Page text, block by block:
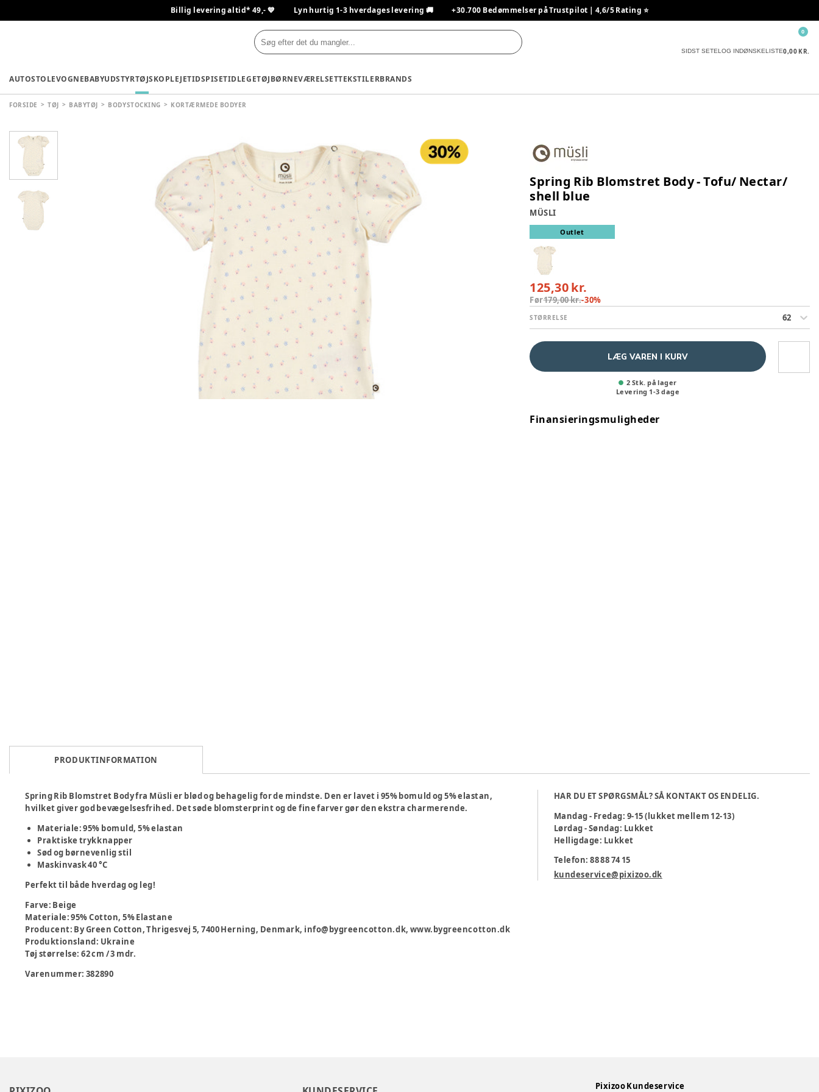
Billig levering altid* 49,- 💙 Lyn hurtig 1-3 hverdages levering 🚚 +30.700 Bedømmelser på Trustpilot | 4,6/5 Rating ⭐️
SIDST SETELOG INDØNSKELISTE0,00 KR.
0
AUTOSTOLEVOGNEBABYUDSTYRTØJSKOPLEJETIDSPISETIDLEGETØJBØRNEVÆRELSETTEKSTILERBRANDS
FORSIDE TØJ BABYTØJ BODYSTOCKING KORTÆRMEDE BODYER
Spring Rib Blomstret Body - Tofu/ Nectar/
shell blue
MÜSLI
Outlet
125,30 kr.
Før179,00 kr.-30%
STØRRELSE 62
LÆG VAREN I KURV
2 Stk. på lager
Levering 1-3 dage
Finansieringsmuligheder
PRODUKTINFORMATION
Spring Rib Blomstret Body fra Müsli er blød og behagelig for de mindste. Den er lavet i 95% bomuld og 5% elastan,
hvilket giver god bevægelsesfrihed. Det søde blomsterprint og de fine farver gør den ekstra charmerende.
Materiale: 95% bomuld, 5% elastan
Praktiske trykknapper
Sød og børnevenlig stil
Maskinvask 40 °C
Perfekt til både hverdag og leg!
Farve: Beige
Materiale:95% Cotton, 5% Elastane
Producent: By Green Cotton, Thrigesvej 5, 7400 Herning, Denmark, info@bygreencotton.dk, www.bygreencotton.dk
Produktionsland: Ukraine
Tøj størrelse:62 cm / 3 mdr.
Varenummer: 382890
HAR DU ET SPØRGSMÅL? SÅ KONTAKT OS ENDELIG.
Mandag - Fredag: 9-15 (lukket mellem 12-13)
Lørdag - Søndag: Lukket
Helligdage: Lukket
Telefon: 88 88 74 15
kundeservice@pixizoo.dk
Pixizoo Kundeservice